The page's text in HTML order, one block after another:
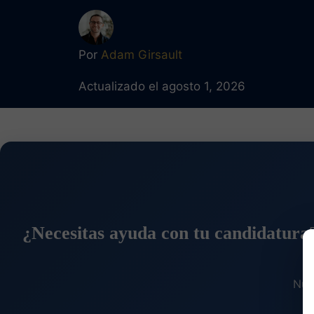
Por Adam Girsault
Actualizado el agosto 1, 2026
¿Necesitas ayuda con tu